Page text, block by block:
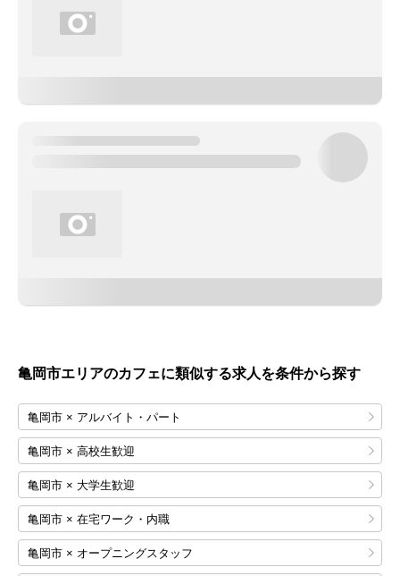
亀岡市エリアのカフェに類似する求人を条件から探す
亀岡市 × アルバイト・パート
亀岡市 × 高校生歓迎
亀岡市 × 大学生歓迎
亀岡市 × 在宅ワーク・内職
亀岡市 × オープニングスタッフ